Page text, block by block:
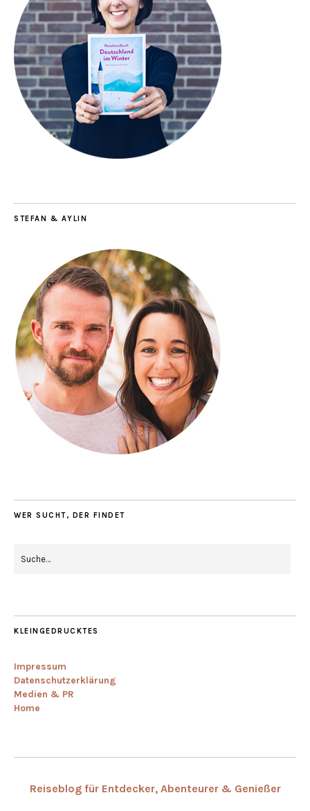
STEFAN & AYLIN
WER SUCHT, DER FINDET
KLEINGEDRUCKTES
Impressum
Datenschutzerklärung
Medien & PR
Home
Reiseblog für Entdecker, Abenteurer & Genießer